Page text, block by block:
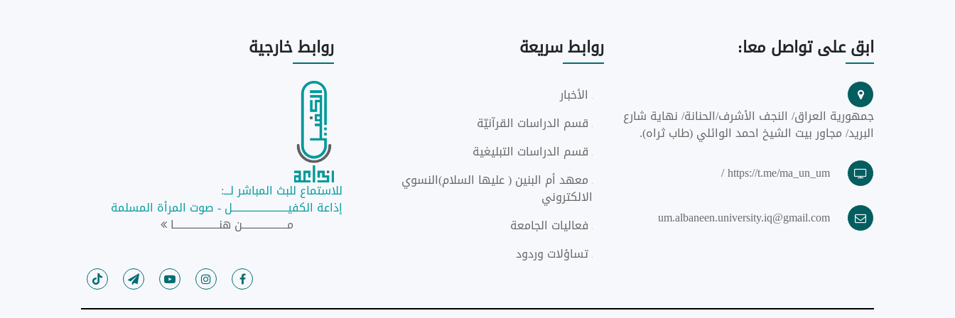
ابقعلى تواصل معا:
جمهورية العراق/ النجف الأشرف/الحنانة/ نهاية شارع
البريد/ مجاور بيت الشيخ احمد الوائلي (طاب ثراه).
https://t.me/ma_un_um /
um.albaneen.university.iq@gmail.com
روابطسريعة
الأخبار
قسم الدراسات القرآنيّة
قسم الدراسات التبليغية
معهد أم البنين ( عليها السلام)النسوي
الالكتروني
فعاليات الجامعة
تساؤلات وردود
روابطخارجية
للاستماع للبث المباشر لـــ:
إذاعة الكفيــــــــــــــــــــــــــل - صوت المرأة المسلمة
مـــــــــــــــــــــن هنـــــــــــــــــــــا